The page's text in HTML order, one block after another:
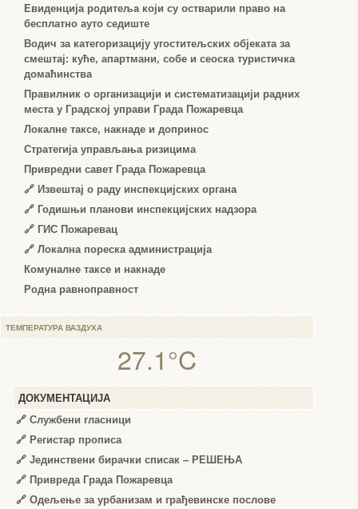
Евиденција родитеља који су остварили право на
бесплатно ауто седиште
Водич за категоризацију угоститељских објеката за
смештај: куће, апартмани, собе и сеоска туристичка
домаћинства
Правилник о организацији и систематизацији радних
места у Градској управи Града Пожаревца
Локалне таксе, накнаде и допринос
Стратегија управљања ризицима
Привредни савет Града Пожаревца
🔗 Извештај о раду инспекцијских органа
🔗 Годишњи планови инспекцијских надзора
🔗 ГИС Пожаревац
🔗 Локална пореска администрација
Комуналне таксе и накнаде
Родна равноправност
ТЕМПЕРАТУРА ВАЗДУХА
27.1°C
ДОКУМЕНТАЦИЈА
🔗 Службени гласници
🔗 Регистар прописа
🔗 Јединствени бирачки списак – РЕШЕЊА
🔗 Привреда Града Пожаревца
🔗 Одељење за урбанизам и грађевинске послове